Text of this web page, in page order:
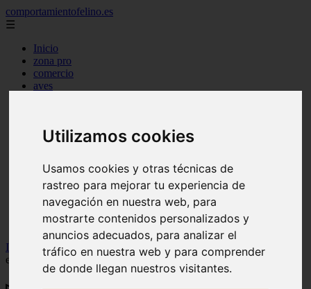
Utilizamos cookies
Usamos cookies y otras técnicas de
rastreo para mejorar tu experiencia de
navegación en nuestra web, para
mostrarte contenidos personalizados y
anuncios adecuados, para analizar el
tráfico en nuestra web y para comprender
de donde llegan nuestros visitantes.
comportamientofelino.es
☰
Inicio
zona pro
comercio
aves
acuariofilia
nombres para gatos
novedades
tablon de anuncios
uncategorized
zona pro
Inicio gatos2 > ▷ Sarna canina: 11 preguntas sobre esta
enfermedad que afecta a los perros